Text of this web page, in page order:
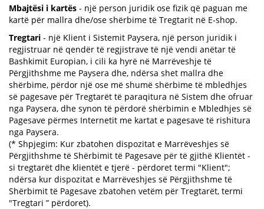
Mbajtësi i kartës - një person juridik ose fizik që paguan me
kartë për mallra dhe/ose shërbime të Tregtarit në E-shop.
Tregtari - një Klient i Sistemit Paysera, një person juridik i
regjistruar në qendër të regjistrave të një vendi anëtar të
Bashkimit Europian, i cili ka hyrë në Marrëveshje të
Përgjithshme me Paysera dhe, ndërsa shet mallra dhe
shërbime, përdor një ose më shumë shërbime të mbledhjes
së pagesave për Tregtarët të paraqitura në Sistem dhe ofruar
nga Paysera, dhe synon të përdorë shërbimin e Mbledhjes së
Pagesave përmes Internetit me kartat e pagesave të rishitura
nga Paysera.
(* Shpjegim: Kur zbatohen dispozitat e Marrëveshjes së
Përgjithshme të Shërbimit të Pagesave për të gjithë Klientët -
si tregtarët dhe klientët e tjerë - përdoret termi "Klient";
ndërsa kur dispozitat e Marrëveshjes së Përgjithshme të
Shërbimit të Pagesave zbatohen vetëm për Tregtarët, termi
"Tregtari ” përdoret).